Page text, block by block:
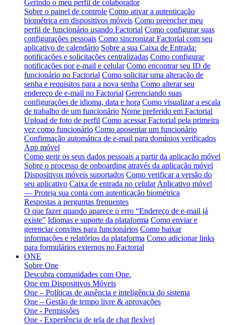
Gerindo o meu perfil de colaborador
Sobre o painel de controle Como ativar a autenticação
biométrica em dispositivos móveis Como preencher meu
perfil de funcionário usando Factorial Como configurar suas
configurações pessoais Como sincronizar Factorial com seu
aplicativo de calendário Sobre a sua Caixa de Entrada:
notificações e solicitações centralizadas Como configurar
notificações por e-mail e celular Como encontrar seu ID de
funcionário no Factorial Como solicitar uma alteração de
senha e requisitos para a nova senha Como alterar seu
endereço de e-mail no Factorial Gerenciando suas
configurações de idioma, data e hora Como visualizar a escala
de trabalho de um funcionário Nome preferido em Factorial
Upload de foto de perfil Como acessar Factorial pela primeira
vez como funcionário Como aposentar um funcionário
Confirmação automática de e-mail para domínios verificados
App móvel
Como gerir os seus dados pessoais a partir da aplicação móvel
Sobre o processo de onboarding através da aplicação móvel
Dispositivos móveis suportados Como verificar a versão do
seu aplicativo Caixa de entrada no celular Aplicativo móvel
— Proteja sua conta com autenticação biométrica
Respostas a perguntas frequentes
O que fazer quando aparece o erro “Endereço de e-mail já
existe” Idiomas e suporte da plataforma Como enviar e
gerenciar convites para funcionários Como baixar
informações e relatórios da plataforma Como adicionar links
para formulários externos no Factorial
ONE
Sobre One
Descubra comunidades com One.
One em Dispositivos Móveis
One – Políticas de ausência e inteligência do sistema
One – Gestão de tempo livre & aprovações
One - Permissões
One - Experiência de tela de chat flexível